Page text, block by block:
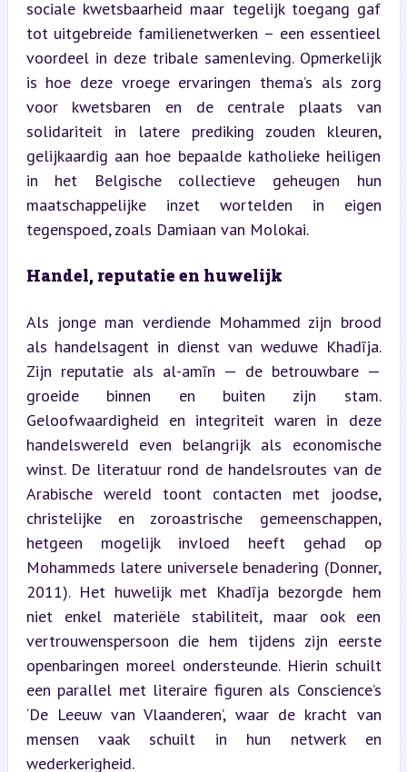
sociale kwetsbaarheid maar tegelijk toegang gaf
tot uitgebreide familienetwerken – een essentieel
voordeel in deze tribale samenleving. Opmerkelijk
is hoe deze vroege ervaringen thema’s als zorg
voor kwetsbaren en de centrale plaats van
solidariteit in latere prediking zouden kleuren,
gelijkaardig aan hoe bepaalde katholieke heiligen
in het Belgische collectieve geheugen hun
maatschappelijke inzet wortelden in eigen
tegenspoed, zoals Damiaan van Molokai.
Handel, reputatie en huwelijk
Als jonge man verdiende Mohammed zijn brood
als handelsagent in dienst van weduwe Khadīja.
Zijn reputatie als al-amīn — de betrouwbare —
groeide binnen en buiten zijn stam.
Geloofwaardigheid en integriteit waren in deze
handelswereld even belangrijk als economische
winst. De literatuur rond de handelsroutes van de
Arabische wereld toont contacten met joodse,
christelijke en zoroastrische gemeenschappen,
hetgeen mogelijk invloed heeft gehad op
Mohammeds latere universele benadering (Donner,
2011). Het huwelijk met Khadīja bezorgde hem
niet enkel materiële stabiliteit, maar ook een
vertrouwenspersoon die hem tijdens zijn eerste
openbaringen moreel ondersteunde. Hierin schuilt
een parallel met literaire figuren als Conscience’s
‘De Leeuw van Vlaanderen’, waar de kracht van
mensen vaak schuilt in hun netwerk en
wederkerigheid.